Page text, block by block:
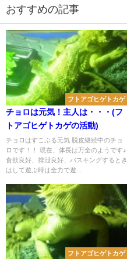
おすすめの記事
フトアゴヒゲトカゲ
チョロは元気！主人は・・・(フ
トアゴヒゲトカゲの活動)
チョロはすこぶる元気 脱皮継続中のチョ
ロです！！ 現在、体長は万全のようです♪
食欲良好、排泄良好、バスキングするとき
はして遊ぶ時は全力で遊...
フトアゴヒゲトカゲ